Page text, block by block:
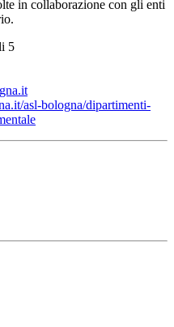
in collaborazione con gli enti
5
asl-bologna/dipartimenti-